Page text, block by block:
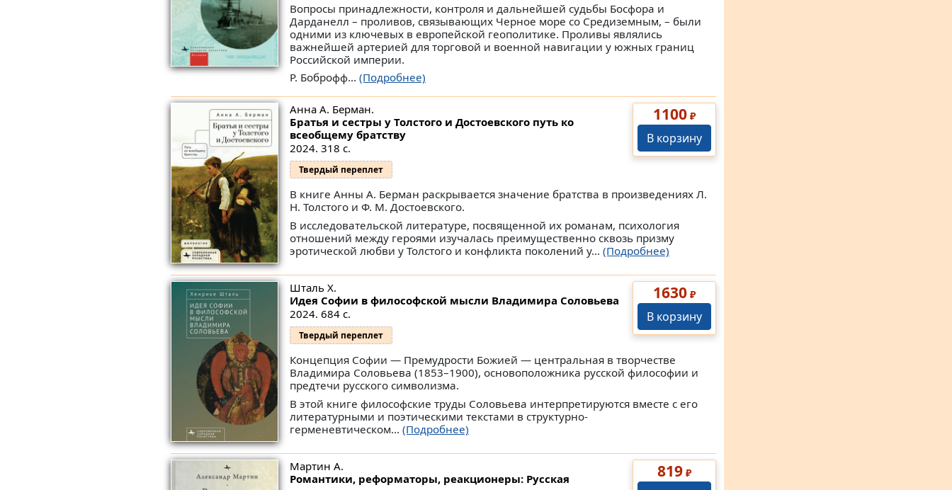
Вопросы принадлежности, контроля и дальнейшей судьбы Босфора и
Дарданелл – проливов, связывающих Черное море со Средиземным, – были
одними из ключевых в европейской геополитике. Проливы являлись
важнейшей артерией для торговой и военной навигации у южных границ
Российской империи.
Р. Боброфф... (Подробнее)
1100 ₽
В корзину
Анна А. Берман.
Братья и сестры у Толстого и Достоевского путь ко
всеобщему братству
2024. 318 с.
Твердый переплет
В книге Анны А. Берман раскрывается значение братства в произведениях Л.
Н. Толстого и Ф. М. Достоевского.
В исследовательской литературе, посвященной их романам, психология
отношений между героями изучалась преимущественно сквозь призму
эротической любви у Толстого и конфликта поколений у... (Подробнее)
1630 ₽
В корзину
Шталь Х.
Идея Софии в философской мысли Владимира Соловьева
2024. 684 с.
Твердый переплет
Концепция Софии — Премудрости Божией — центральная в творчестве
Владимира Соловьева (1853–1900), основоположника русской философии и
предтечи русского символизма.
В этой книге философские труды Соловьева интерпретируются вместе с его
литературными и поэтическими текстами в структурно-
герменевтическом... (Подробнее)
819 ₽
Мартин А.
Романтики, реформаторы, реакционеры: Русская